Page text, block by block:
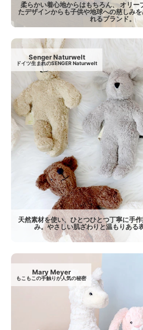
柔らかい着心地からはもちろん、 オリー
たデザインからも子供や地球への慈しみ
れるブランド。
Senger Naturwelt
ドイツ生まれのSENGER Naturwelt
天然素材を使い、ひとつひとつ丁寧に手
み。やさしい肌ざわりと温もりある
Mary Meyer
もこもこの手触りが人気の秘密